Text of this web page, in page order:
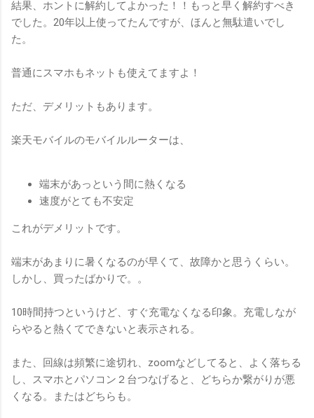
結果、ホントに解約してよかった！！もっと早く解約すべき
でした。20年以上使ってたんですが、ほんと無駄遣いでし
た。
普通にスマホもネットも使えてますよ！
ただ、デメリットもあります。
楽天モバイルのモバイルルーターは、
端末があっという間に熱くなる
速度がとても不安定
これがデメリットです。
端末があまりに暑くなるのが早くて、故障かと思うくらい。
しかし、買ったばかりで。。
10時間持つというけど、すぐ充電なくなる印象。充電しなが
らやると熱くてできないと表示される。
また、回線は頻繁に途切れ、zoomなどしてると、よく落ちる
し、スマホとパソコン２台つなげると、どちらか繋がりが悪
くなる。またはどちらも。